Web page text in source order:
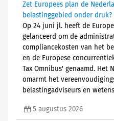
Zet Europees plan de
belastinggebied onder druk?
Op 24 juni jl. heeft de
gelanceerd om de
compliancekosten van het
en de Europese
Tax Omnibus' genaamd. Het
omarmt het
belastingadviseurs en
5 augustus 2026